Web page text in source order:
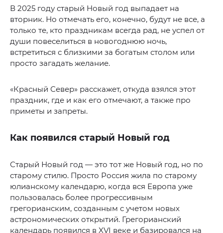
В 2025 году старый Новый год выпадает на
вторник. Но отмечать его, конечно, будут не все, а
только те, кто праздникам всегда рад, не успел от
души повеселиться в новогоднюю ночь,
встретиться с близкими за богатым столом или
просто загадать желание.
«Красный Север» расскажет, откуда взялся этот
праздник, где и как его отмечают, а также про
приметы и запреты.
Как появился старый Новый год
Старый Новый год — это тот же Новый год, но по
старому стилю. Просто Россия жила по старому
юлианскому календарю, когда вся Европа уже
пользовалась более прогрессивным
грегорианским, созданным с учетом новых
астрономических открытий. Грегорианский
календарь появился в XVI веке и базировался на